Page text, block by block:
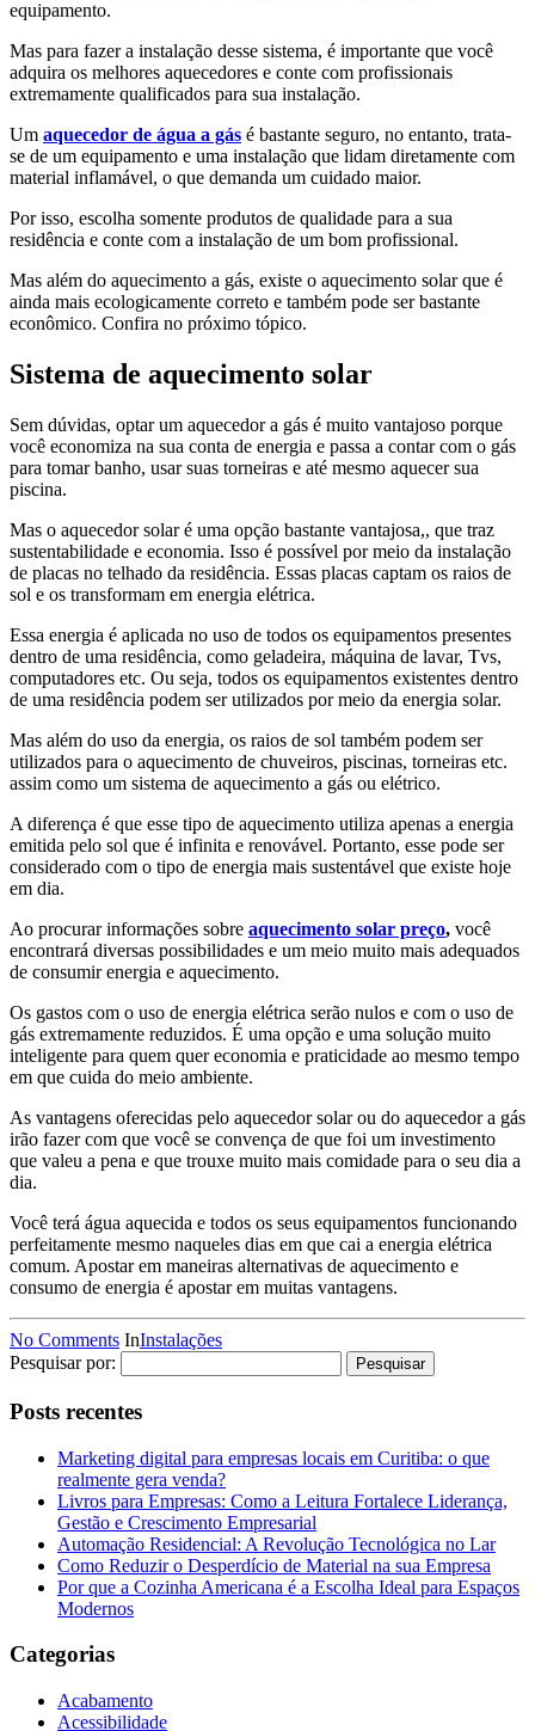
equipamento.
Mas para fazer a instalação desse sistema, é importante que você
adquira os melhores aquecedores e conte com profissionais
extremamente qualificados para sua instalação.
Um aquecedor de água a gás é bastante seguro, no entanto, trata-
se de um equipamento e uma instalação que lidam diretamente com
material inflamável, o que demanda um cuidado maior.
Por isso, escolha somente produtos de qualidade para a sua
residência e conte com a instalação de um bom profissional.
Mas além do aquecimento a gás, existe o aquecimento solar que é
ainda mais ecologicamente correto e também pode ser bastante
econômico. Confira no próximo tópico.
Sistema de aquecimento solar
Sem dúvidas, optar um aquecedor a gás é muito vantajoso porque
você economiza na sua conta de energia e passa a contar com o gás
para tomar banho, usar suas torneiras e até mesmo aquecer sua
piscina.
Mas o aquecedor solar é uma opção bastante vantajosa,, que traz
sustentabilidade e economia. Isso é possível por meio da instalação
de placas no telhado da residência. Essas placas captam os raios de
sol e os transformam em energia elétrica.
Essa energia é aplicada no uso de todos os equipamentos presentes
dentro de uma residência, como geladeira, máquina de lavar, Tvs,
computadores etc. Ou seja, todos os equipamentos existentes dentro
de uma residência podem ser utilizados por meio da energia solar.
Mas além do uso da energia, os raios de sol também podem ser
utilizados para o aquecimento de chuveiros, piscinas, torneiras etc.
assim como um sistema de aquecimento a gás ou elétrico.
A diferença é que esse tipo de aquecimento utiliza apenas a energia
emitida pelo sol que é infinita e renovável. Portanto, esse pode ser
considerado com o tipo de energia mais sustentável que existe hoje
em dia.
Ao procurar informações sobre aquecimento solar preço, você
encontrará diversas possibilidades e um meio muito mais adequados
de consumir energia e aquecimento.
Os gastos com o uso de energia elétrica serão nulos e com o uso de
gás extremamente reduzidos. É uma opção e uma solução muito
inteligente para quem quer economia e praticidade ao mesmo tempo
em que cuida do meio ambiente.
As vantagens oferecidas pelo aquecedor solar ou do aquecedor a gás
irão fazer com que você se convença de que foi um investimento
que valeu a pena e que trouxe muito mais comidade para o seu dia a
dia.
Você terá água aquecida e todos os seus equipamentos funcionando
perfeitamente mesmo naqueles dias em que cai a energia elétrica
comum. Apostar em maneiras alternativas de aquecimento e
consumo de energia é apostar em muitas vantagens.
No Comments InInstalações
Pesquisar por:
Posts recentes
Marketing digital para empresas locais em Curitiba: o que
realmente gera venda?
Livros para Empresas: Como a Leitura Fortalece Liderança,
Gestão e Crescimento Empresarial
Automação Residencial: A Revolução Tecnológica no Lar
Como Reduzir o Desperdício de Material na sua Empresa
Por que a Cozinha Americana é a Escolha Ideal para Espaços
Modernos
Categorias
Acabamento
Acessibilidade